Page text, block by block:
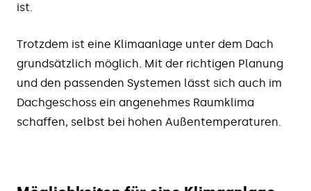
ist.
Trotzdem ist eine Klimaanlage unter dem Dach
grundsätzlich möglich. Mit der richtigen Planung
und den passenden Systemen lässt sich auch im
Dachgeschoss ein angenehmes Raumklima
schaffen, selbst bei hohen Außentemperaturen.